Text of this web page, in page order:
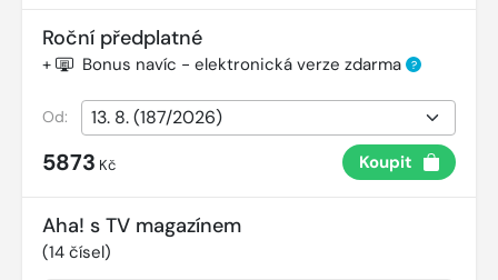
Roční předplatné
+ Bonus navíc - elektronická verze zdarma ?
Od:
5873 Kč Koupit
Aha! s TV magazínem
(14 čísel)